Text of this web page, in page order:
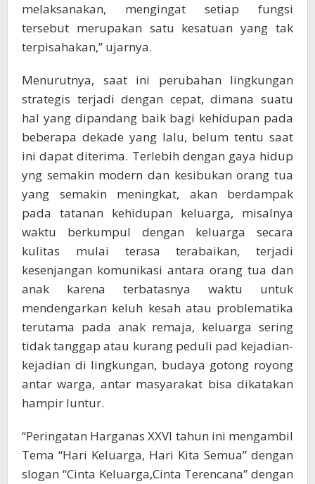
melaksanakan, mengingat setiap fungsi
tersebut merupakan satu kesatuan yang tak
terpisahakan,” ujarnya.
Menurutnya, saat ini perubahan lingkungan
strategis terjadi dengan cepat, dimana suatu
hal yang dipandang baik bagi kehidupan pada
beberapa dekade yang lalu, belum tentu saat
ini dapat diterima. Terlebih dengan gaya hidup
yng semakin modern dan kesibukan orang tua
yang semakin meningkat, akan berdampak
pada tatanan kehidupan keluarga, misalnya
waktu berkumpul dengan keluarga secara
kulitas mulai terasa terabaikan, terjadi
kesenjangan komunikasi antara orang tua dan
anak karena terbatasnya waktu untuk
mendengarkan keluh kesah atau problematika
terutama pada anak remaja, keluarga sering
tidak tanggap atau kurang peduli pad kejadian-
kejadian di lingkungan, budaya gotong royong
antar warga, antar masyarakat bisa dikatakan
hampir luntur.
“Peringatan Harganas XXVI tahun ini mengambil
Tema “Hari Keluarga, Hari Kita Semua” dengan
slogan “Cinta Keluarga,Cinta Terencana” dengan